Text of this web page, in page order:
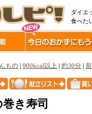
ダイエ
食べた
もの 900kcal以上 約30分
き寿司